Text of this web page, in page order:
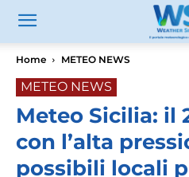
Home METEO NEWS
METEO NEWS
Meteo Sicilia: il
con l’alta
possibili locali